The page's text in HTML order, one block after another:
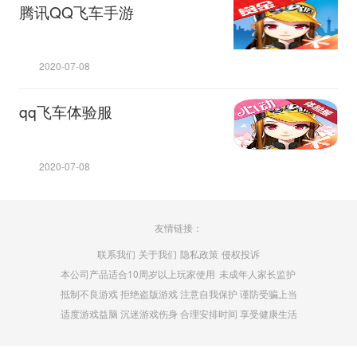
腾讯QQ飞车手游
2020-07-08
qq飞车体验服
2020-07-08
友情链接：
联系我们 关于我们 隐私政策 侵权投诉
本公司产品适合10周岁以上玩家使用 未成年人家长监护
抵制不良游戏 拒绝盗版游戏 注意自我保护 谨防受骗上当
适度游戏益脑 沉迷游戏伤身 合理安排时间 享受健康生活